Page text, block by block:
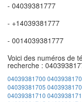
- 04039381777
- +14039381777
- 0014039381777
Voici des numéros de
recherche :
04039381700
04039381705
04039381710